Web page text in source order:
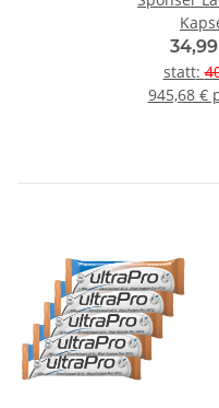
statt:
945,68 €